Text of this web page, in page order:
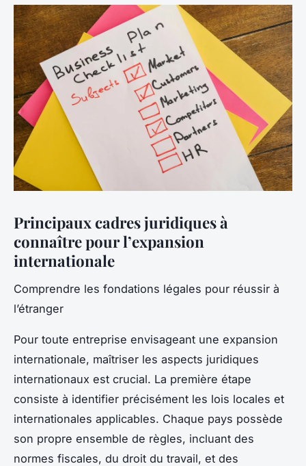
Principaux cadres juridiques à
connaître pour l’expansion
internationale
Comprendre les fondations légales pour réussir à
l’étranger
Pour toute entreprise envisageant une expansion
internationale, maîtriser les aspects juridiques
internationaux est crucial. La première étape
consiste à identifier précisément les lois locales et
internationales applicables. Chaque pays possède
son propre ensemble de règles, incluant des
normes fiscales, du droit du travail, et des